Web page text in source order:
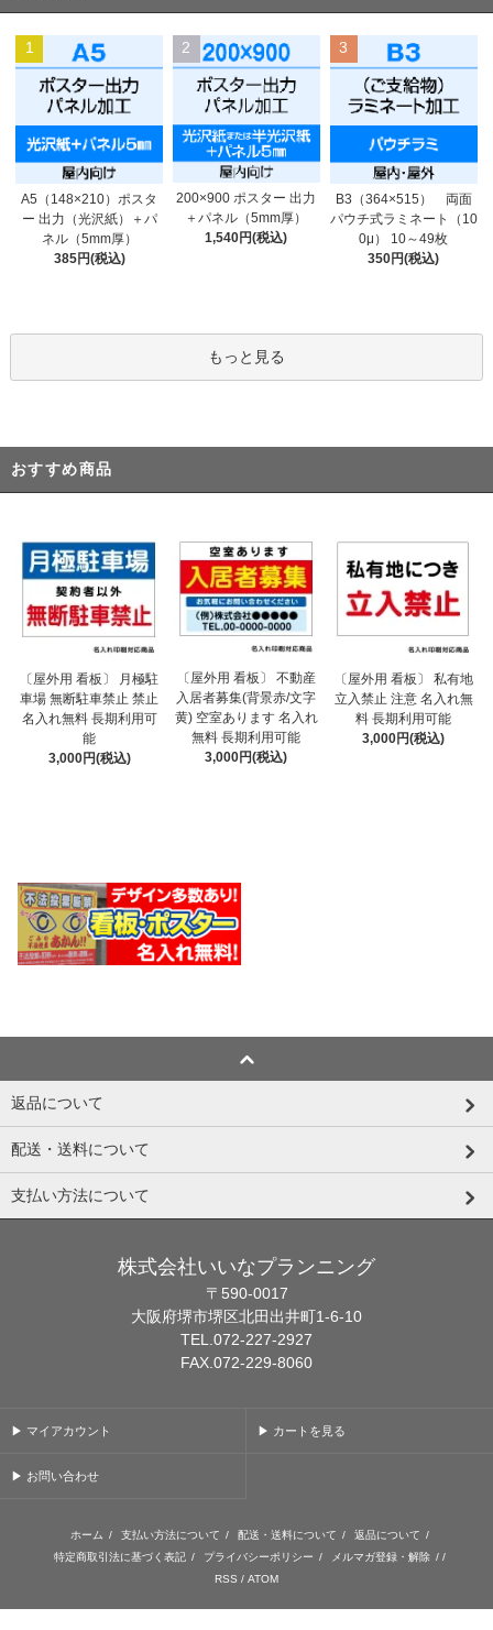
1
A5（148×210）ポスタ
ー 出力（光沢紙）＋パ
ネル（5mm厚）
385円(税込)
2
200×900 ポスター 出力
＋パネル（5mm厚）
1,540円(税込)
3
B3（364×515） 両面
パウチ式ラミネート（10
0μ） 10～49枚
350円(税込)
もっと見る
おすすめ商品
〔屋外用 看板〕 月極駐
車場 無断駐車禁止 禁止
名入れ無料 長期利用可
能
3,000円(税込)
〔屋外用 看板〕 不動産
入居者募集(背景赤/文字
黄) 空室あります 名入れ
無料 長期利用可能
3,000円(税込)
〔屋外用 看板〕 私有地
立入禁止 注意 名入れ無
料 長期利用可能
3,000円(税込)
返品について
配送・送料について
支払い方法について
株式会社いいなプランニング
〒590-0017
大阪府堺市堺区北田出井町1-6-10
TEL.072-227-2927
FAX.072-229-8060
▶ マイアカウント ▶ カートを見る
▶ お問い合わせ
ホーム / 支払い方法について / 配送・送料について / 返品について /
特定商取引法に基づく表記 / プライバシーポリシー / メルマガ登録・解除 / /
RSS / ATOM